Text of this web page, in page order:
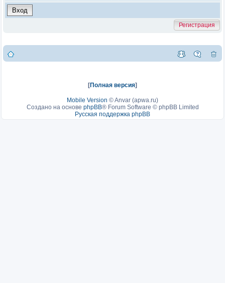
Регистрация
[Полная версия]
Mobile Version ©Anvar (apwa.ru)
Создано на основе phpBB® Forum Software © phpBB Limited
Русская поддержка phpBB